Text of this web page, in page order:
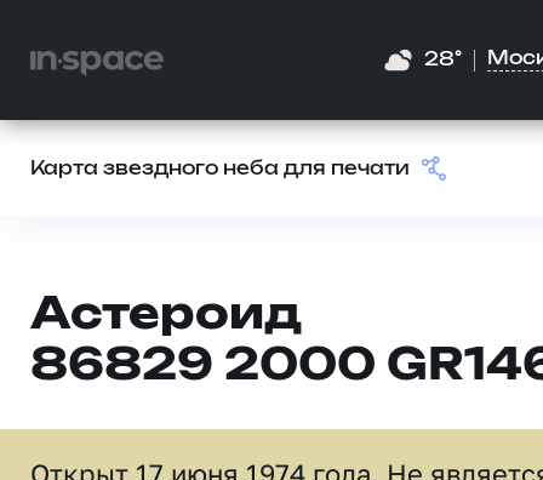
28°
Карта звездного неба для печати
Астероид
86829 2000
Открыт 17 июня 1974 года. Не